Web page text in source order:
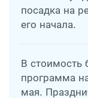
посадка на
его начала.
В стоимость
программа
мая.